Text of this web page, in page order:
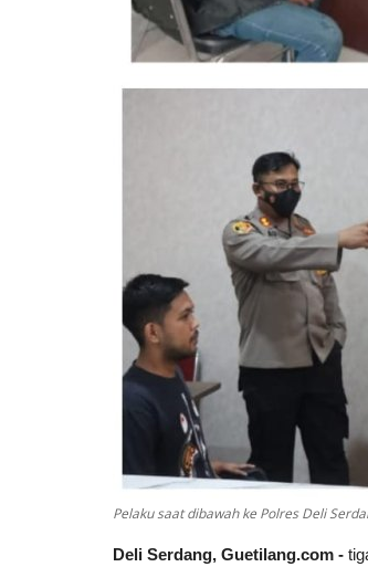
Pelaku saat dibawah ke Polres Deli
Deli Serdang, Guetilang.com -